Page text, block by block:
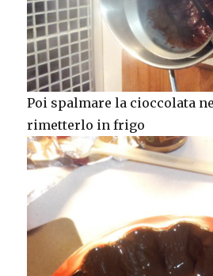
Poi spalmare la cioccolata
rimetterlo in frigo